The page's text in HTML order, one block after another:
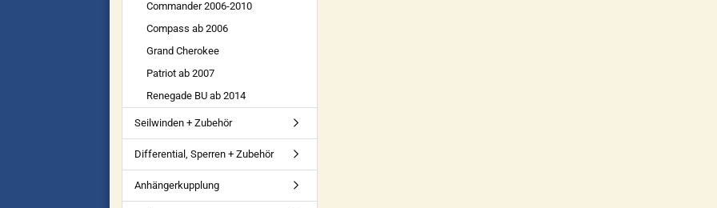
Commander 2006-2010
Compass ab 2006
Grand Cherokee
Patriot ab 2007
Renegade BU ab 2014
Seilwinden + Zubehör
Differential, Sperren + Zubehör
Anhängerkupplung